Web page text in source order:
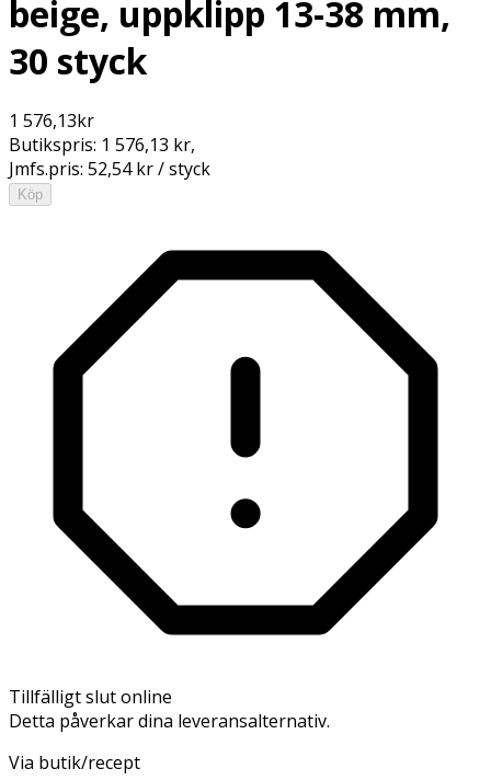
beige, uppklipp 13-38 mm,
30 styck
1 576,13kr
Butikspris: 1 576,13 kr,
Jmfs.pris: 52,54 kr / styck
Köp
Tillfälligt slut online
Detta påverkar dina leveransalternativ.
Via butik/recept